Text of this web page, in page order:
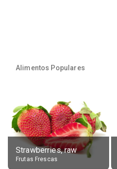
Alimentos Populares
Strawberries, raw
Frutas Frescas